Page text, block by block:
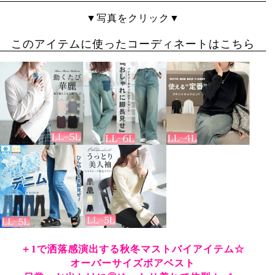
▼写真をクリック▼
このアイテムに使ったコーディネートはこちら
＋1で洒落感演出する秋冬マストバイアイテム☆
オーバーサイズボアベスト